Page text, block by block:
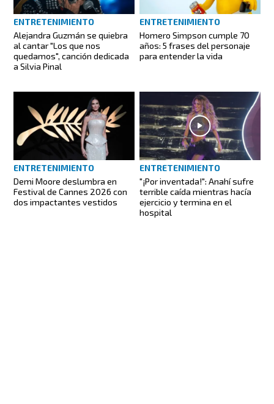
ENTRETENIMIENTO
Alejandra Guzmán se quiebra
al cantar "Los que nos
quedamos", canción dedicada
a Silvia Pinal
ENTRETENIMIENTO
Homero Simpson cumple 70
años: 5 frases del personaje
para entender la vida
ENTRETENIMIENTO
Demi Moore deslumbra en
Festival de Cannes 2026 con
dos impactantes vestidos
ENTRETENIMIENTO
"¡Por inventada!": Anahí sufre
terrible caída mientras hacía
ejercicio y termina en el
hospital